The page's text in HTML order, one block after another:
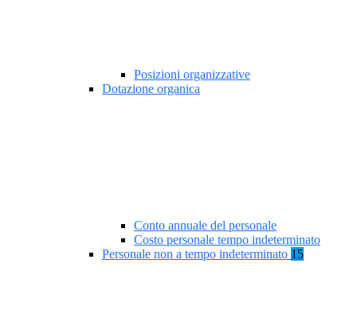
Posizioni organizzative
Dotazione organica
Conto annuale del personale
Costo personale tempo indeterminato
Personale non a tempo indeterminato 15